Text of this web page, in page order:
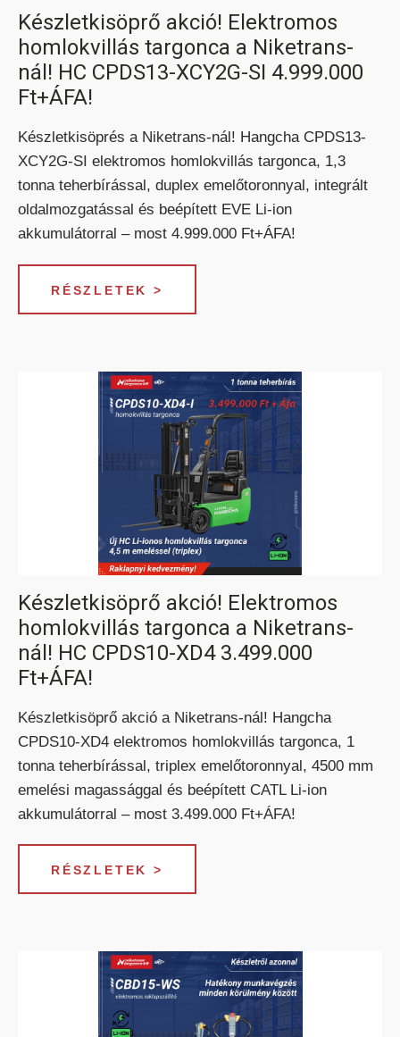
BELTÉRI ELEKTROMOS HOMLOKVILLÁS
TARGONCA
KÜLTÉRI ELEKTROMOS HOMLOKVILLÁS
TARGONCA
TARGONCA
TEREPES HOMLOKVILLÁS
TARGONCA
VONTATÓ
TARGONCA
HC ÖNJÁRÓ OLLÓS
Készletkisöprő akció! Elektromos
homlokvillás targonca a Niketrans-
nál! HC CPDS13-XCY2G-SI 4.999.000
Ft+ÁFA!
Készletkisöprés a Niketrans-nál! Hangcha CPDS13-
XCY2G-SI elektromos homlokvillás targonca, 1,3
tonna teherbírással, duplex emelőtoronnyal, integrált
oldalmozgatással és beépített EVE Li-ion
akkumulátorral – most 4.999.000 Ft+ÁFA!
RÉSZLETEK >
Készletkisöprő akció! Elektromos
homlokvillás targonca a Niketrans-
nál! HC CPDS10-XD4 3.499.000
Ft+ÁFA!
Készletkisöprő akció a Niketrans-nál! Hangcha
CPDS10-XD4 elektromos homlokvillás targonca, 1
tonna teherbírással, triplex emelőtoronnyal, 4500 mm
emelési magassággal és beépített CATL Li-ion
akkumulátorral – most 3.499.000 Ft+ÁFA!
RÉSZLETEK >